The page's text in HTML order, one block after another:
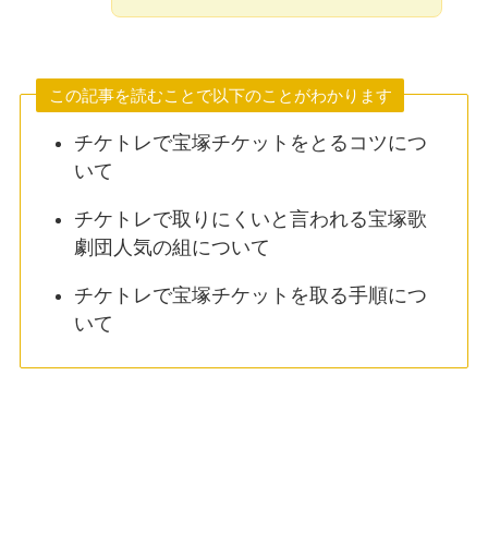
この記事を読むことで以下のことがわかります
チケトレで宝塚チケットをとるコツにつ
いて
チケトレで取りにくいと言われる宝塚歌
劇団人気の組について
チケトレで宝塚チケットを取る手順につ
いて